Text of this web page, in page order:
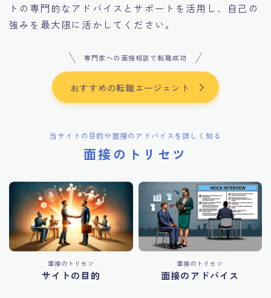
トの専門的なアドバイスとサポートを活用し、自己の
強みを最大限に活かしてください。
専門家への面接相談で転職成功
おすすめの転職エージェント
当サイトの目的や面接のアドバイスを詳しく知る
面接のトリセツ
面接のトリセツ
サイトの目的
面接のトリセツ
面接のアドバイス